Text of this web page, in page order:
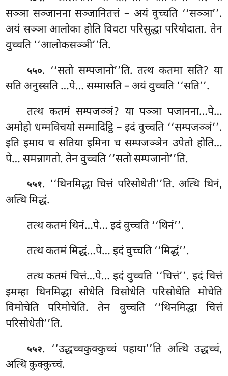
सञ्ञा सञ्जानना सञ्जानितत्तं – अयं वुच्चति ‘‘सञ्ञा’’.
अयं सञ्ञा आलोका होतिविवटा परिसुद्धा परियोदाता. तेन
वुच्चति ‘‘आलोकसञ्ञी’’ति.
५५०. ‘‘सतो सम्पजानो’’ति. तत्थ कतमा सति? या
सति अनुस्सति…पे… सम्मासति – अयं वुच्चति ‘‘सति’’.
तत्थ कतमं सम्पजञ्ञं? या पञ्ञा पजानना…पे…
अमोहो धम्मविचयो सम्मादिट्ठि – इदं वुच्चति ‘‘सम्पजञ्ञं’’.
इति इमाय च सतिया इमिना च सम्पजञ्ञेन उपेतो होति…
पे… समन्नागतो. तेन वुच्चति ‘‘सतो सम्पजानो’’ति.
५५१. ‘‘थिनमिद्धा चित्तं परिसोधेती’’ति. अत्थि थिनं,
अत्थि मिद्धं.
तत्थ कतमं थिनं…पे… इदं वुच्चति ‘‘थिनं’’.
तत्थ कतमं मिद्धं…पे… इदं वुच्चति ‘‘मिद्धं’’.
तत्थ कतमं चित्तं…पे… इदं वुच्चति ‘‘चित्तं’’. इदं चित्तं
इमम्हा थिनमिद्धा सोधेति विसोधेति परिसोधेति मोचेति
विमोचेति परिमोचेति. तेन वुच्चति ‘‘थिनमिद्धा चित्तं
परिसोधेती’’ति.
५५२. ‘‘उद्धच्चकुक्कुच्चं पहाया’’ति अत्थि उद्धच्चं,
अत्थि कुक्कुच्चं.